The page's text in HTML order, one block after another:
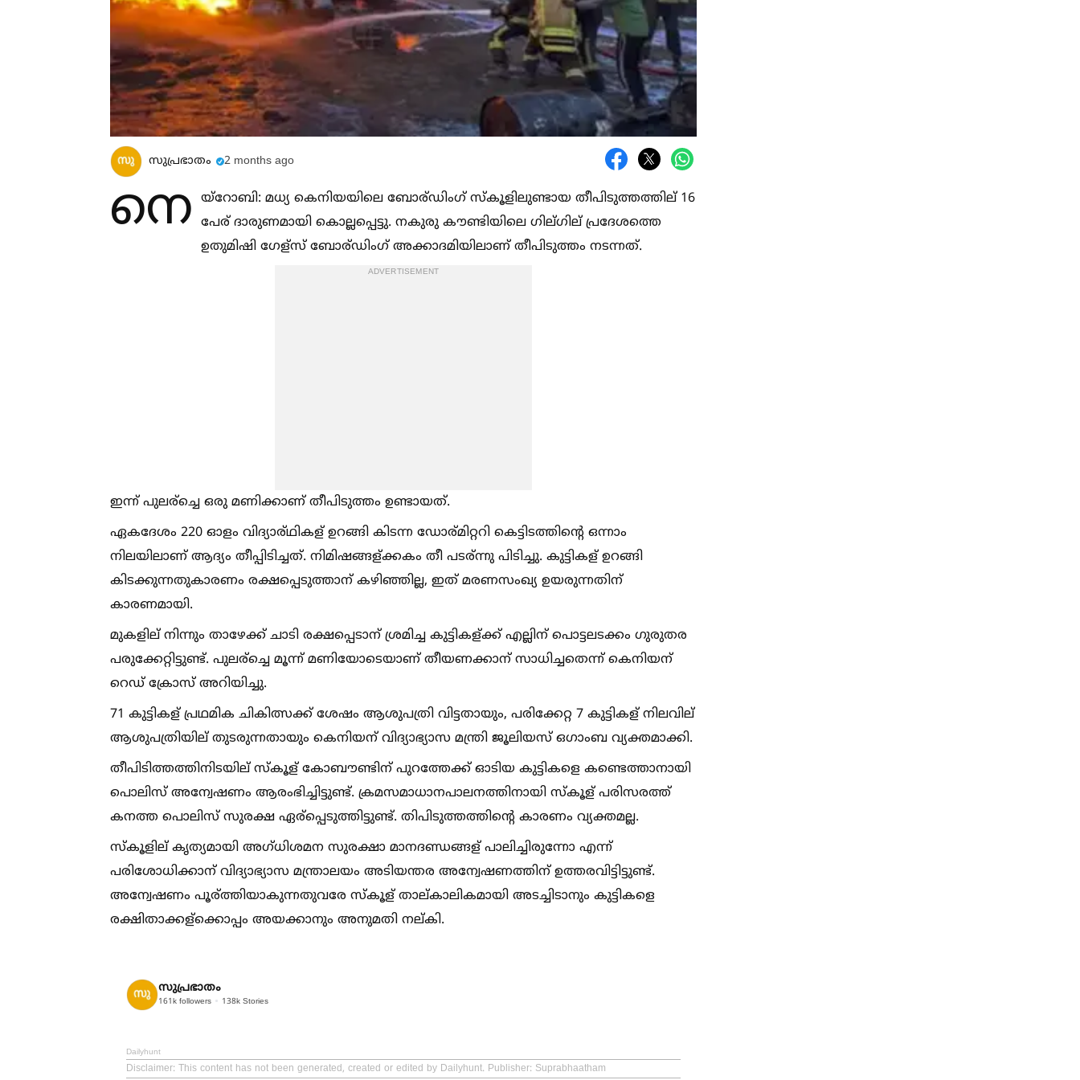
സുപ്രഭാതം 2 months ago
നെ യ്റോബി: മധ്യ കെനിയയിലെ ബോര്ഡിംഗ് സ്കൂളിലുണ്ടായ തീപിടുത്തത്തില് 16
പേര് ദാരുണമായി കൊല്ലപ്പെട്ടു. നകുരു കൗണ്ടിയിലെ ഗില്ഗില് പ്രദേശത്തെ
ഉതുമിഷി ഗേള്സ് ബോര്ഡിംഗ് അക്കാദമിയിലാണ് തീപിടുത്തം നടന്നത്.
ADVERTISEMENT
ഇന്ന് പുലര്ച്ചെ ഒരു മണിക്കാണ് തീപിടുത്തം ഉണ്ടായത്.
ഏകദേശം 220 ഓളം വിദ്യാര്ഥികള് ഉറങ്ങി കിടന്ന ഡോര്മിറ്ററി കെട്ടിടത്തിന്റെ ഒന്നാം
നിലയിലാണ് ആദ്യം തീപ്പിടിച്ചത്. നിമിഷങ്ങള്ക്കകം തീ പടര്ന്നു പിടിച്ചു. കുട്ടികള് ഉറങ്ങി
കിടക്കുന്നതുകാരണം രക്ഷപ്പെടുത്താന് കഴിഞ്ഞില്ല, ഇത് മരണസംഖ്യ ഉയരുന്നതിന്
കാരണമായി.
മുകളില് നിന്നും താഴേക്ക് ചാടി രക്ഷപ്പെടാന് ശ്രമിച്ച കുട്ടികള്ക്ക് എല്ലിന് പൊട്ടലടക്കം ഗുരുതര
പരുക്കേറ്റിട്ടുണ്ട്. പുലര്ച്ചെ മൂന്ന് മണിയോടെയാണ് തീയണക്കാന് സാധിച്ചതെന്ന് കെനിയന്
റെഡ് ക്രോസ് അറിയിച്ചു.
71 കുട്ടികള് പ്രഥമിക ചികിത്സക്ക് ശേഷം ആശുപത്രി വിട്ടതായും, പരിക്കേറ്റ 7 കുട്ടികള് നിലവില്
ആശുപത്രിയില് തുടരുന്നതായും കെനിയന് വിദ്യാഭ്യാസ മന്ത്രി ജൂലിയസ് ഒഗാംബ വ്യക്തമാക്കി.
തീപിടിത്തത്തിനിടയില് സ്കൂള് കോബൗണ്ടിന് പുറത്തേക്ക് ഓടിയ കുട്ടികളെ കണ്ടെത്താനായി
പൊലിസ് അന്വേഷണം ആരംഭിച്ചിട്ടുണ്ട്. ക്രമസമാധാനപാലനത്തിനായി സ്കൂള് പരിസരത്ത്
കനത്ത പൊലിസ് സുരക്ഷ ഏര്പ്പെടുത്തിട്ടുണ്ട്. തിപിടുത്തത്തിന്റെ കാരണം വ്യക്തമല്ല.
സ്കൂളില് കൃത്യമായി അഗ്ധിശമന സുരക്ഷാ മാനദണ്ഡങ്ങള് പാലിച്ചിരുന്നോ എന്ന്
പരിശോധിക്കാന് വിദ്യാഭ്യാസ മന്ത്രാലയം അടിയന്തര അന്വേഷണത്തിന് ഉത്തരവിട്ടിട്ടുണ്ട്.
അന്വേഷണം പൂര്ത്തിയാകുന്നതുവരേ സ്കൂള് താല്കാലികമായി അടച്ചിടാനും കുട്ടികളെ
രക്ഷിതാക്കള്ക്കൊപ്പം അയക്കാനും അനുമതി നല്കി.
സുപ്രഭാതം
161k followers 138k Stories
Dailyhunt
Disclaimer: This content has not been generated, created or edited by Dailyhunt. Publisher: Suprabhaatham